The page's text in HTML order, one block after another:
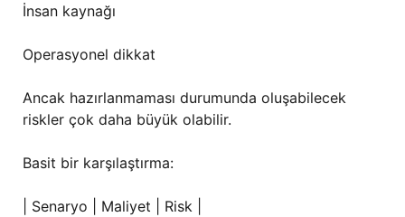
İnsan kaynağı
Operasyonel dikkat
Ancak hazırlanmaması durumunda oluşabilecek
riskler çok daha büyük olabilir.
Basit bir karşılaştırma:
| Senaryo | Maliyet | Risk |